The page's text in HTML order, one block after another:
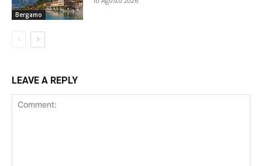
Bergamo
LEAVE A REPLY